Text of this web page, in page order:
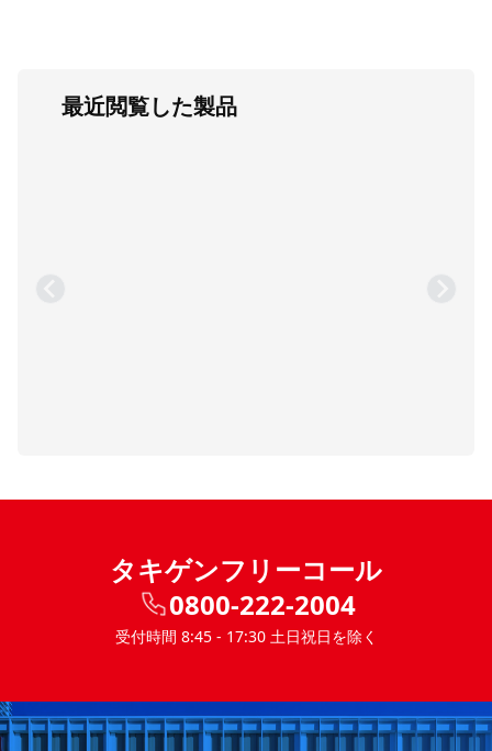
最近閲覧した製品
タキゲンフリーコール
0800-222-2004
受付時間 8:45 - 17:30 土日祝日を除く